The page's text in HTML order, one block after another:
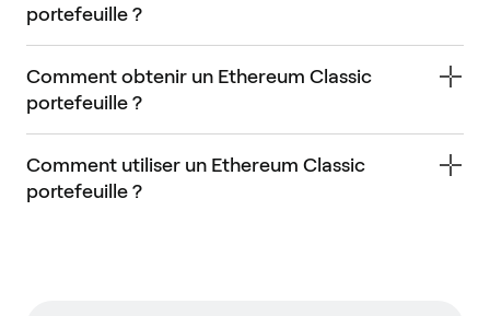
portefeuille ?
Comment obtenir un Ethereum Classic
portefeuille ?
Comment utiliser un Ethereum Classic
portefeuille ?